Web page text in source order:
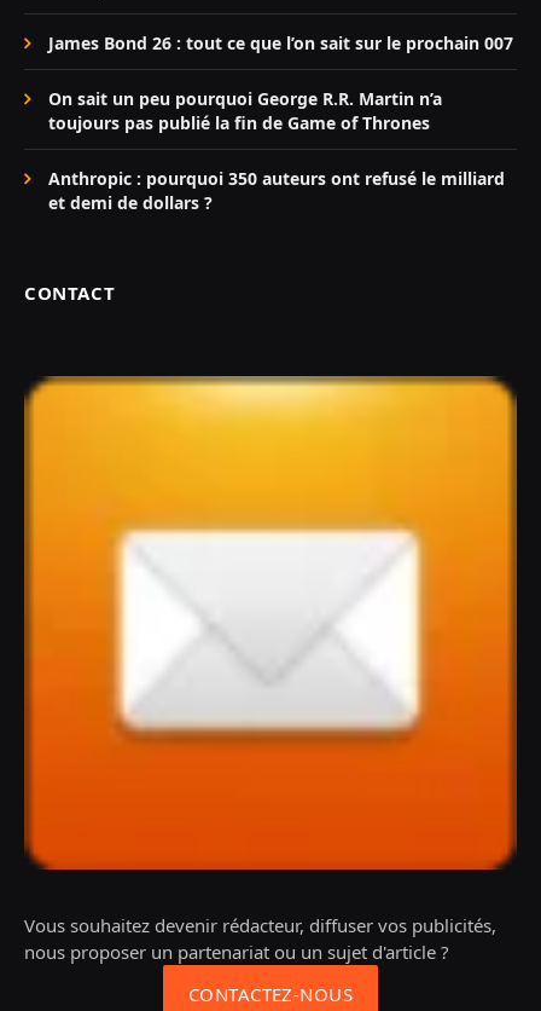
James Bond 26 : tout ce que l’on sait sur le prochain 007
On sait un peu pourquoi George R.R. Martin n’a
toujours pas publié la fin de Game of Thrones
Anthropic : pourquoi 350 auteurs ont refusé le milliard
et demi de dollars ?
CONTACT
Vous souhaitez devenir rédacteur, diffuser vos publicités,
nous proposer un partenariat ou un sujet d'article ?
CONTACTEZ-NOUS